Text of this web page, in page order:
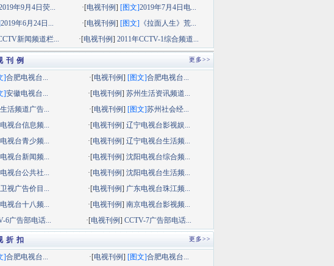
年9月4日荧... ·[电视刊例] [图文]2019年7月4日电...
2019年6月24日... ·[电视刊例] [图文] 《拉面人生》荒...
新闻频道栏... ·[电视刊例]2011年CCTV-1综合频道...
更多>>
刊 例
]合肥电视台... ·[电视刊例] [图文]合肥电视台...
]安徽电视台... ·[电视刊例] 苏州生活资讯频道...
活频道广告... ·[电视刊例] [图文]苏州社会经...
视台信息频... ·[电视刊例] 辽宁电视台影视娱...
视台青少频... ·[电视刊例] 辽宁电视台生活频...
视台新闻频... ·[电视刊例] 沈阳电视台综合频...
视台公共社... ·[电视刊例] 沈阳电视台生活频...
视广告价目... ·[电视刊例] 广东电视台珠江频...
视台十八频... ·[电视刊例] 南京电视台影视频...
6广告部电话... ·[电视刊例]CCTV-7广告部电话...
更多>>
折 扣
]合肥电视台... ·[电视刊例] [图文]合肥电视台...